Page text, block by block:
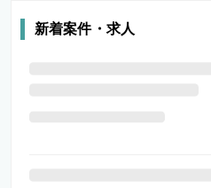
新着案件・求人